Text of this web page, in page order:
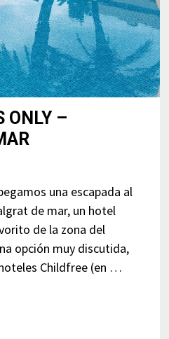
ONLY –
una escapada al
de mar, un hotel
de la zona del
opción muy discutida,
Childfree (en …